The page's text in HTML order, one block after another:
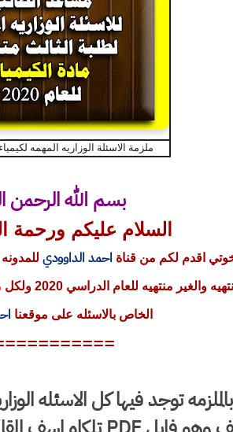
ملزمة الاسئلة الوزاريه المهمه
بسم الله الرحمن
السلام عليكم ورحمة
اقدم لكم من قناة احمد الداوودي
على
الخاص بالاسئله على موقعنا